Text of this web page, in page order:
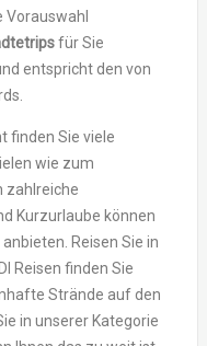
Vorauswahl
für Sie
entspricht den von
finden Sie viele
wie zum
zahlreiche
Kurzurlaube können
Reisen Sie in
Reisen finden Sie
Strände auf den
in unserer Kategorie